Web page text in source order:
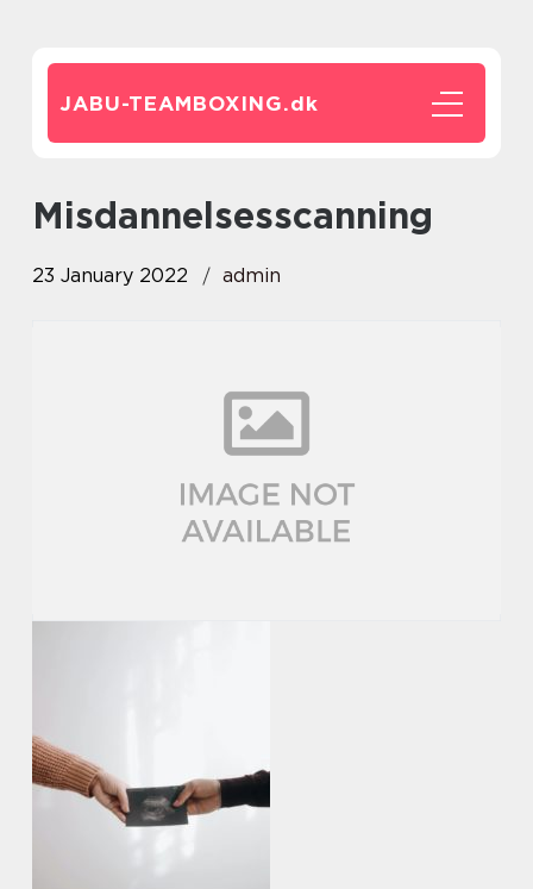
JABU-TEAMBOXING.dk
misdannelsesscanning
23 January 2022 admin